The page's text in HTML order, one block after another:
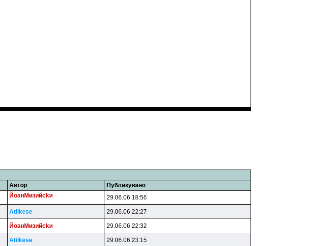
Автор Публикувано
ЙoaнMизийckи 29.06.06 18:56
Atilkese 29.06.06 22:27
ЙoaнMизийckи 29.06.06 22:32
Atilkese 29.06.06 23:15